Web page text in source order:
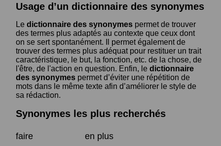
Usage d’un dictionnaire des synonymes
Le dictionnaire des synonymes permet de trouver
des termes plus adaptés au contexte que ceux dont
on se sert spontanément. Il permet également de
trouver des termes plus adéquat pour restituer un trait
caractéristique, le but, la fonction, etc. de la chose, de
l'être, de l'action en question. Enfin, le dictionnaire
des synonymes permet d’éviter une répétition de
mots dans le même texte afin d’améliorer le style de
sa rédaction.
Synonymes les plus recherchés
faire
en plus